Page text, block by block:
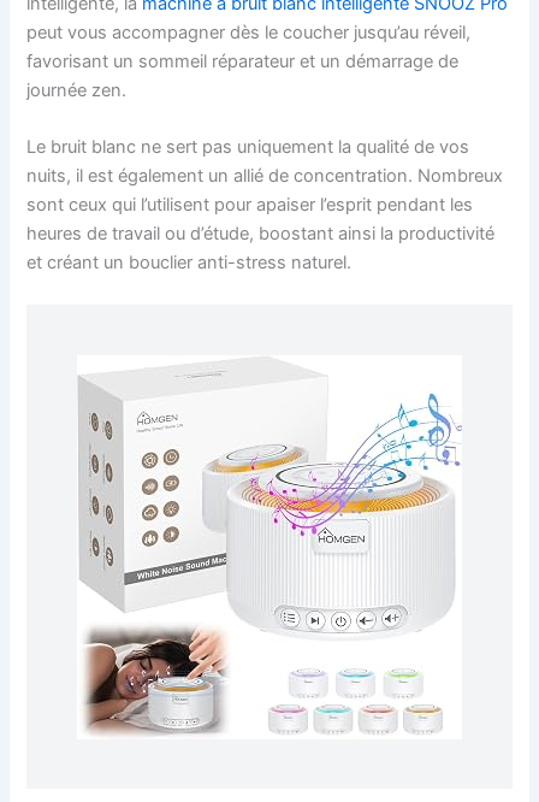
peut vous accompagner dès le coucher jusqu’au réveil,
favorisant un sommeil réparateur et un démarrage de
journée zen.
Le bruit blanc ne sert pas uniquement la qualité de vos
nuits, il est également un allié de concentration. Nombreux
sont ceux qui l’utilisent pour apaiser l’esprit pendant les
heures de travail ou d’étude, boostant ainsi la productivité
et créant un bouclier anti-stress naturel.